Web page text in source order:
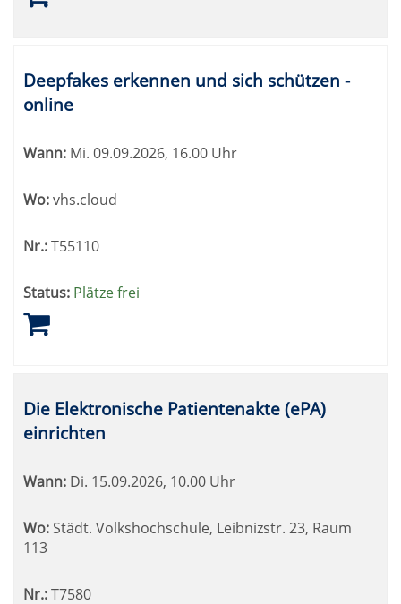
Deepfakes erkennen und sich schützen -
online
Wann: Mi. 09.09.2026, 16.00 Uhr
Wo:vhs.cloud
Nr.:T55110
Status: Plätze frei
Die Elektronische Patientenakte (ePA)
einrichten
Wann: Di. 15.09.2026, 10.00 Uhr
Wo: Städt. Volkshochschule, Leibnizstr. 23, Raum
113
Nr.:T7580